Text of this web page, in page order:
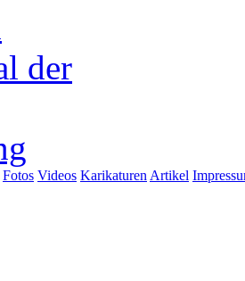
Fotos Videos Karikaturen Artikel